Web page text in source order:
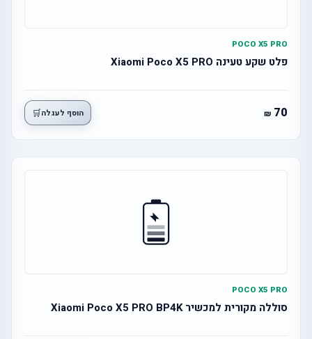
POCO X5 PRO
פלט שקע טעינה Xiaomi Poco X5 PRO
70 הוסף לעגלה🛒
POCO X5 PRO
סוללה מקורית למכשיר Xiaomi Poco X5 PRO BP4K